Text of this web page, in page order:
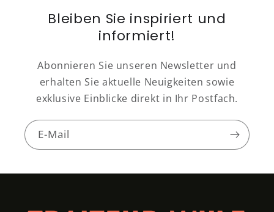
Bleiben Sie inspiriert und
informiert!
Abonnieren Sie unseren Newsletter und
erhalten Sie aktuelle Neuigkeiten sowie
exklusive Einblicke direkt in Ihr Postfach.
E-Mail